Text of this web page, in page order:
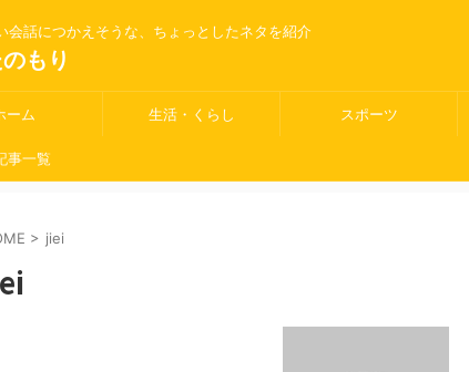
会話につかえそうな、ちょっとしたネタを紹介
もり
ーム 生活・くらし スポーツ
事一覧
> jiei